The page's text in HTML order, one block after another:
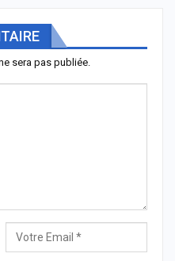
sera pas publiée.